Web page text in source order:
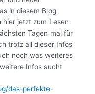
in diesem Blog
jetzt zum Lesen
Tagen mal für
trotz all dieser Infos
noch was weiteres
Infos sucht
das-perfekte-